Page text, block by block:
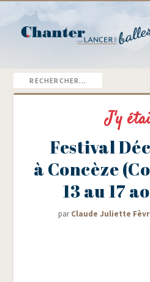
J'y
Festival
à Concèze
13 au 17
parClaude Juliette